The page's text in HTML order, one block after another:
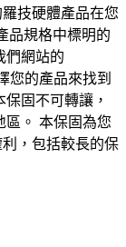
技硬體產品在您
品規格中標明的
們網站的
您的產品來找到
固不可轉讓，
區。 本保固為您
，包括較長的保